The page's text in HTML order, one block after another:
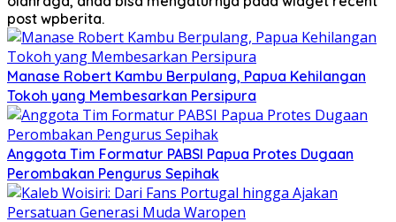
post wpberita.
Manase Robert Kambu Berpulang, Papua Kehilangan
Tokoh yang Membesarkan Persipura
Anggota Tim Formatur PABSI Papua Protes Dugaan
Perombakan Pengurus Sepihak